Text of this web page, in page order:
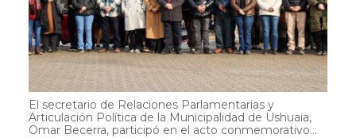
El secretario de Relaciones Parlamentarias y
Articulación Política de la Municipalidad de Ushuaia,
Omar Becerra, participó en el acto conmemorativo...